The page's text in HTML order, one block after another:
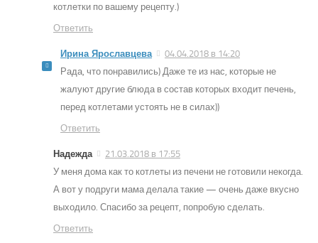
котлетки по вашему рецепту.)
Ответить
Ирина Ярославцева
04.04.2018 в 14:20
Рада, что понравились) Даже те из нас, которые не
жалуют другие блюда в состав которых входит печень,
перед котлетами устоять не в силах))
Ответить
Надежда
21.03.2018 в 17:55
У меня дома как то котлеты из печени не готовили некогда.
А вот у подруги мама делала такие — очень даже вкусно
выходило. Спасибо за рецепт, попробую сделать.
Ответить